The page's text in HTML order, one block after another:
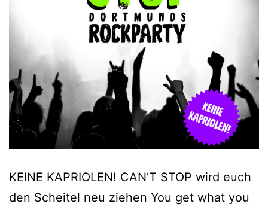
KEINE KAPRIOLEN! CAN’T STOP wird euch
den Scheitel neu ziehen You get what you